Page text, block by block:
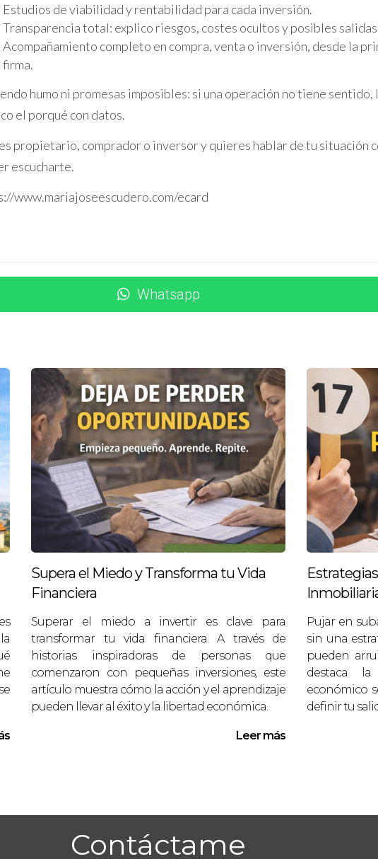
en las que se puede abordar la compra de una vivienda
la necesidad de información y análisis adecuados.
inmobiliarias. Estoy aquí para ayudarte a dar el
ocupadas, pero debes tener claro el marco legal
correspondientes que pueden incluir demandas de desalojo
por una vivienda ocupada?
propiedades similares en la zona y considera también los
antes de comprar?
informes legales sobre la propiedad y cualquier
inmobiliarias y análisis de propiedades ocupadas. Con
informadas y seguras. Si tienes preguntas o necesitas
una cita con María José Fórmate como una Agente Élite
Estudios de viabilidad y rentabilidad para cada inversión.
Transparencia total: explico riesgos, costes ocultos y posibles
Acompañamiento completo en compra, venta o inversión, desde la
firma.
humo ni promesas imposibles: si una operación no tiene
el porqué con datos.
propietario, comprador o inversor y quieres hablar de tu situación
escucharte.
www.mariajoseescudero.com/ecard
Whatsapp
Supera el Miedo y Transforma tu Vida
Financiera
Superar el miedo a invertir es clave para
transformar tu vida financiera. A través de
historias inspiradoras de personas que
comenzaron con pequeñas inversiones, este
artículo muestra cómo la acción y el aprendizaje
pueden llevar al éxito y la libertad económica.
Leer más
Pujar en
sin una
pueden
destaca
económico
definir tu
Contáctame